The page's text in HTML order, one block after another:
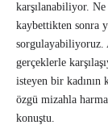
karşılanabiliyor.
kaybettikten sonra
gerçeklerle
isteyen bir
özgü mizahla
konuştu.